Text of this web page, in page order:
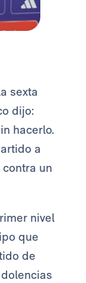
sexta
dijo:
hacerlo.
a
un
nivel
que
de